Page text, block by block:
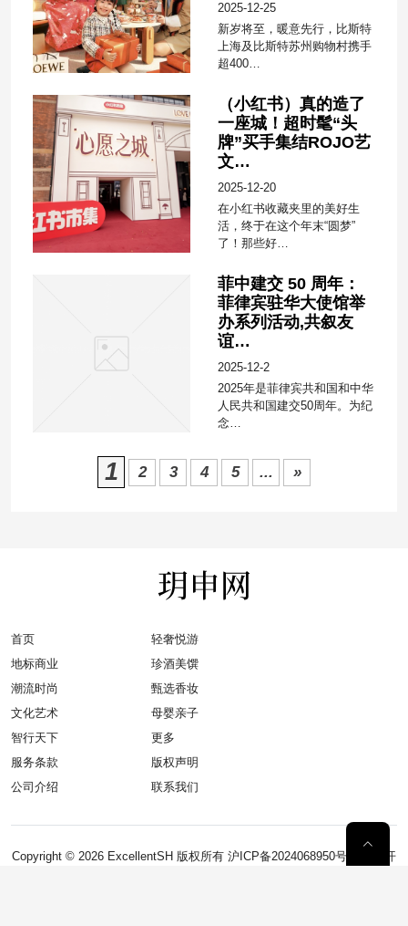
2025-12-25
新岁将至，暖意先行，比斯特
上海及比斯特苏州购物村携手
超400…
（小红书）真的造了
一座城！超时髦“头
牌”买手集结ROJO艺
文…
2025-12-20
在小红书收藏夹里的美好生
活，终于在这个年末“圆梦”
了！那些好…
菲中建交 50 周年：
菲律宾驻华大使馆举
办系列活动,共叙友
谊…
2025-12-2
2025年是菲律宾共和国和中华
人民共和国建交50周年。为纪
念…
1 2 3 4 5 ... »
首页
轻奢悦游
地标商业
珍酒美馔
潮流时尚
甄选香妆
文化艺术
母婴亲子
智行天下
更多
服务条款
版权声明
公司介绍
联系我们
Copyright © 2026 ExcellentSH 版权所有 沪ICP备2024068950号-1
网站开